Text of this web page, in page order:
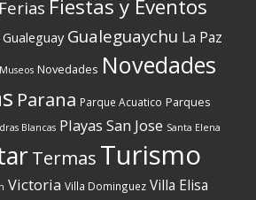
Ferias Fiestas y Eventos
Gualeguay Gualeguaychu La Paz
Museos Novedades Novedades
Parana Parque Acuatico Parques
Blancas Playas San Jose Santa Elena
Termas Turismo
Victoria Villa Dominguez Villa Elisa